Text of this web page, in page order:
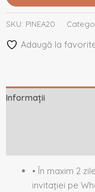
SKU: PINEA20
Adaugă la
Informații
• În maxim 2
invitației pe